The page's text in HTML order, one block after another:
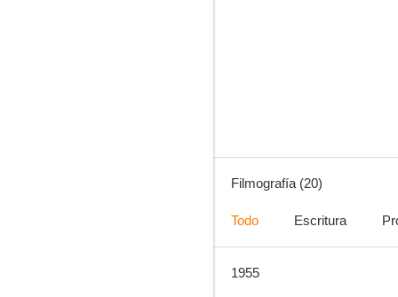
Filmografía (20)
Todo Escritura
1955